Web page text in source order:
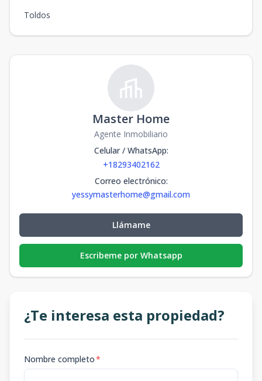
Toldos
Master Home
Agente Inmobiliario
Celular / WhatsApp:
+18293402162
Correo electrónico:
yessymasterhome@gmail.com
Llámame
Escribeme por Whatsapp
¿Te interesa esta propiedad?
Nombre completo*